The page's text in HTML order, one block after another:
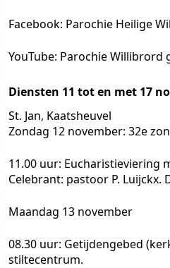
Facebook: Parochie Heilige
YouTube: Parochie Willibrord
Diensten 11 tot en met 17
St. Jan, Kaatsheuvel
Zondag 12 november: 32e
11.00 uur: Eucharistieviering
Celebrant: pastoor P. Luijckx.
Maandag 13 november
08.30 uur: Getijdengebed
stiltecentrum.